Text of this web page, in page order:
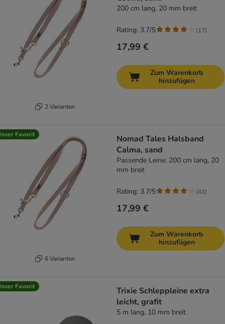
2 Varianten
200 cm lang, 20 mm breit
17,99 €
Rating: 3.7/5 (17)
Zum Warenkorb
hinzufügen
Favorit
6 Varianten
Nomad Tales Halsband
Calma, sand
Passende Leine: 200 cm lang, 20
mm breit
17,99 €
Rating: 3.7/5 (41)
Zum Warenkorb
hinzufügen
Favorit
Trixie Schleppleine extra
leicht, grafit
5 m lang, 10 mm breit